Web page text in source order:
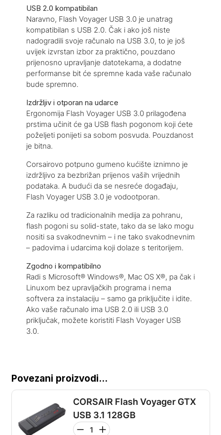
USB 2.0 kompatibilan
Naravno, Flash Voyager USB 3.0 je unatrag
kompatibilan s USB 2.0. Čak i ako još niste
nadogradili svoje računalo na USB 3.0, to je još
uvijek izvrstan izbor za praktično, pouzdano
prijenosno upravljanje datotekama, a dodatne
performanse bit će spremne kada vaše računalo
bude spremno.
Izdržljiv i otporan na udarce
Ergonomija Flash Voyager USB 3.0 prilagođena
prstima učinit će ga USB flash pogonom koji ćete
poželjeti ponijeti sa sobom posvuda. Pouzdanost
je bitna.
Corsairovo potpuno gumeno kućište iznimno je
izdržljivo za bezbrižan prijenos vaših vrijednih
podataka. A budući da se nesreće događaju,
Flash Voyager USB 3.0 je vodootporan.
Za razliku od tradicionalnih medija za pohranu,
flash pogoni su solid-state, tako da se lako mogu
nositi sa svakodnevnim – i ne tako svakodnevnim
– padovima i udarcima koji dolaze s teritorijem.
Zgodno i kompatibilno
Radi s Microsoft® Windows®, Mac OS X®, pa čak i
Linuxom bez upravljačkih programa i nema
softvera za instalaciju – samo ga priključite i idite.
Ako vaše računalo ima USB 2.0 ili USB 3.0
priključak, možete koristiti Flash Voyager USB
3.0.
Povezani proizvodi...
CORSAIR Flash Voyager GTX
USB 3.1 128GB